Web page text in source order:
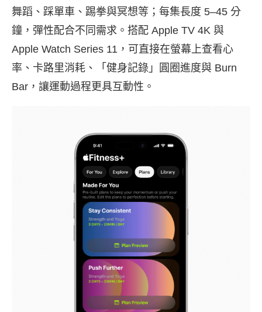
舞蹈、踩單車、踢拳與冥想等；每集長度 5–45 分
鐘，彈性配合不同需求。搭配 Apple TV 4K 與
Apple Watch Series 11，可直接在螢幕上查看心
率、卡路里消耗、「健身記錄」圓圈進度與 Burn
Bar，讓運動過程更具互動性。